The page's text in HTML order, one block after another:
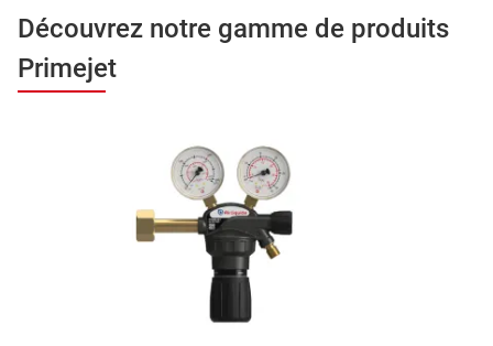
Découvrez notre gamme de produits
Primejet